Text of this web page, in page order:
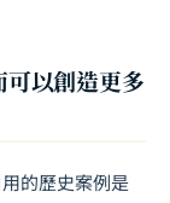
以創造更多
的歷史案例是